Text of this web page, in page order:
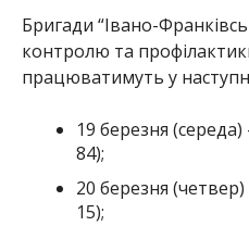
Бригади “Івано-
контролю та
працюватимуть у
19 березня
84);
20 березня
15);